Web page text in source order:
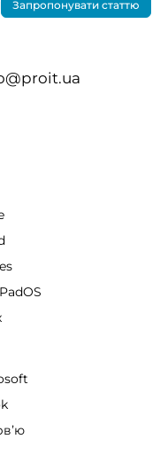
Запропонувати статтю